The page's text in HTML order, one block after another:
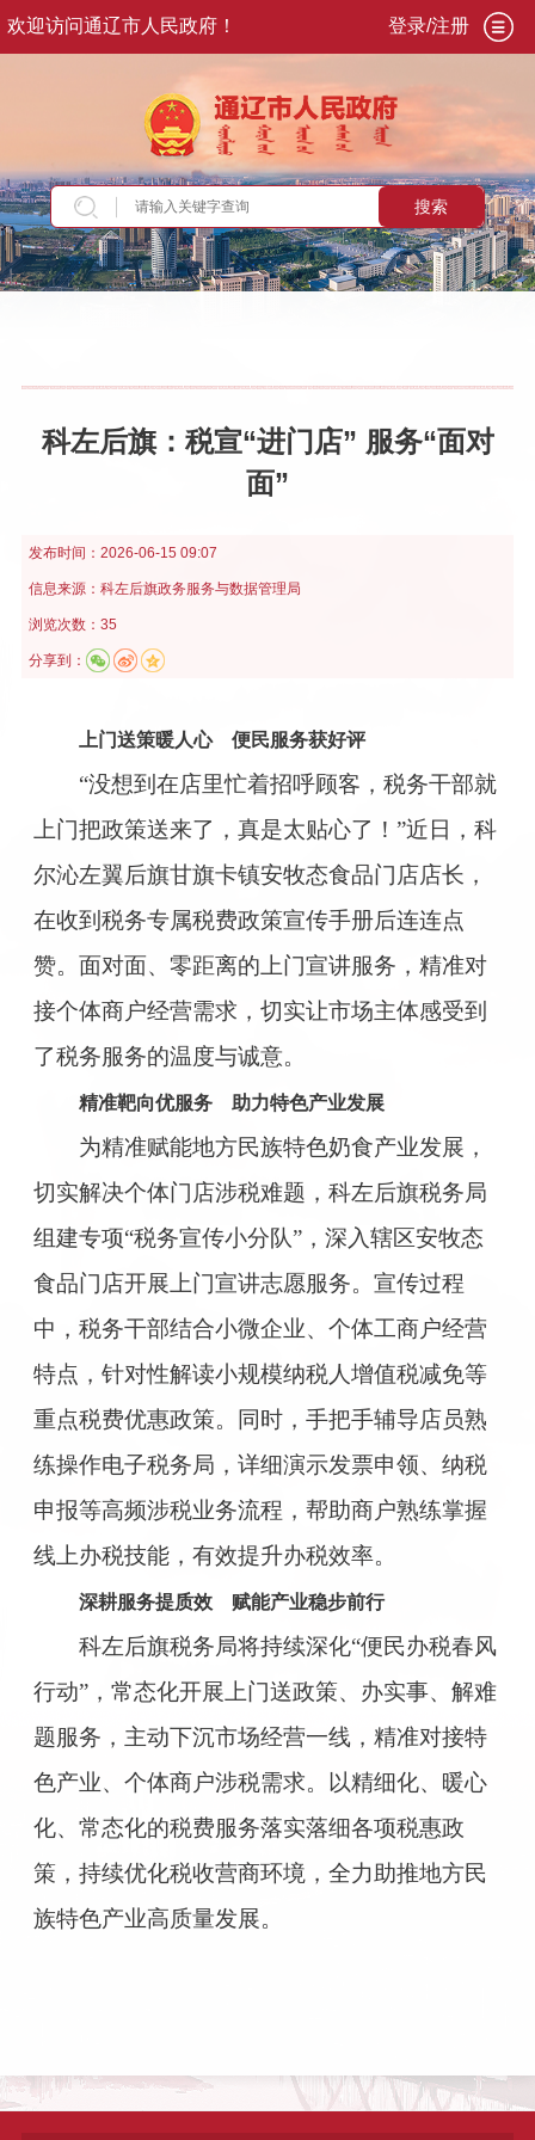
欢迎访问通辽市人民政府！ 登录/注册
搜索
当前位置：首页>新闻资讯>旗县动态
科左后旗：税宣“进门店” 服务“面对
面”
发布时间： 2026-06-15 09:07
信息来源： 科左后旗政务服务与数据管理局
浏览次数：35
分享到：
上门送策暖人心 便民服务获好评
“没想到在店里忙着招呼顾客，税务干部就
上门把政策送来了，真是太贴心了！”近日，科
尔沁左翼后旗甘旗卡镇安牧态食品门店店长，
在收到税务专属税费政策宣传手册后连连点
赞。面对面、零距离的上门宣讲服务，精准对
接个体商户经营需求，切实让市场主体感受到
了税务服务的温度与诚意。
精准靶向优服务 助力特色产业发展
为精准赋能地方民族特色奶食产业发展，
切实解决个体门店涉税难题，科左后旗税务局
组建专项“税务宣传小分队”，深入辖区安牧态
食品门店开展上门宣讲志愿服务。宣传过程
中，税务干部结合小微企业、个体工商户经营
特点，针对性解读小规模纳税人增值税减免等
重点税费优惠政策。同时，手把手辅导店员熟
练操作电子税务局，详细演示发票申领、纳税
申报等高频涉税业务流程，帮助商户熟练掌握
线上办税技能，有效提升办税效率。
深耕服务提质效 赋能产业稳步前行
科左后旗税务局将持续深化“便民办税春风
行动”，常态化开展上门送政策、办实事、解难
题服务，主动下沉市场经营一线，精准对接特
色产业、个体商户涉税需求。以精细化、暖心
化、常态化的税费服务落实落细各项税惠政
策，持续优化税收营商环境，全力助推地方民
族特色产业高质量发展。